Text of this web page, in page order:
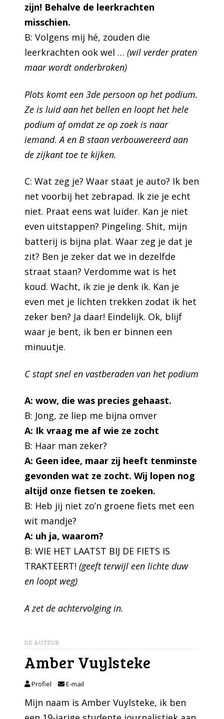
zijn! Behalve de leerkrachten
misschien.
B: Volgens mij hé, zouden die
leerkrachten ook wel …(wil verder praten
maar wordt onderbroken)
Plots komt een 3de persoon op het podium.
Ze is luid aan het bellen en loopt het hele
podium af omdat ze op zoek is naar
iemand. A en B staan verbouwereerd aan
de zijkant toe te kijken.
C: Wat zeg je? Waar staat je auto? Ik ben
net voorbij het zebrapad. Ik zie je echt
niet. Praat eens wat luider. Kan je niet
even uitstappen? Pingeling. Shit, mijn
batterij is bijna plat. Waar zeg je dat je
zit? Ben je zeker dat we in dezelfde
straat staan? Verdomme wat is het
koud. Wacht, ik zie je denk ik. Kan je
even met je lichten trekken zodat ik het
zeker ben? Ja daar! Eindelijk. Ok, blijf
waar je bent, ik ben er binnen een
minuutje.
C stapt snel en vastberaden van het podium
A: wow, die was precies gehaast.
B: Jong, ze liep me bijna omver
A: Ik vraag me af wie ze zocht
B: Haar man zeker?
A: Geen idee, maar zij heeft tenminste
gevonden wat ze zocht. Wij lopen nog
altijd onze fietsen te zoeken.
B: Heb jij niet zo’n groene fiets met een
wit mandje?
A: uh ja, waarom?
B: WIE HET LAATST BIJ DE FIETS IS
TRAKTEERT!(geeft terwijl een lichte duw
en loopt weg)
A zet de achtervolging in.
DE AUTEUR
Amber Vuylsteke
Profiel E-mail
Mijn naam is Amber Vuylsteke, ik ben